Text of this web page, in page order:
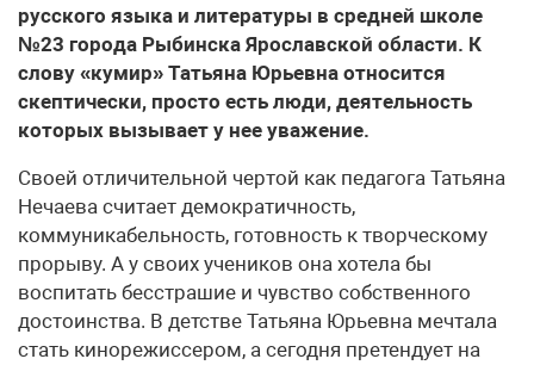
русского языка и литературы в средней школе
№23 города Рыбинска Ярославской области. К
слову «кумир» Татьяна Юрьевна относится
скептически, просто есть люди, деятельность
которых вызывает у нее уважение.
Своей отличительной чертой как педагога Татьяна
Нечаева считает демократичность,
коммуникабельность, готовность к творческому
прорыву. А у своих учеников она хотела бы
воспитать бесстрашие и чувство собственного
достоинства. В детстве Татьяна Юрьевна мечтала
стать кинорежиссером, а сегодня претендует на